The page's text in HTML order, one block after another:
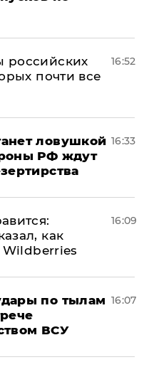
российских
почти все
16:52
ловушкой
РФ ждут
16:33
как
Wildberries
16:09
по тылам
ВСУ
16:07